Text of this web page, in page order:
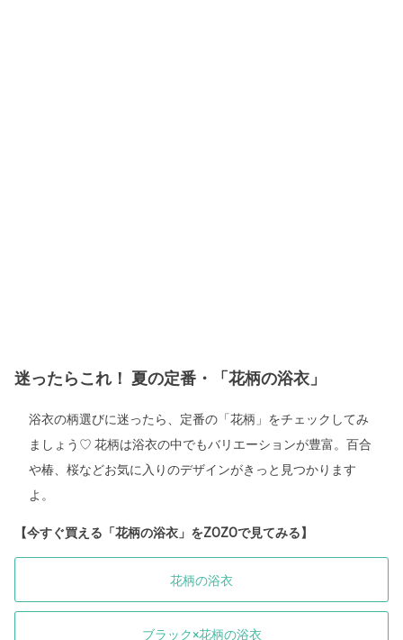
迷ったらこれ！ 夏の定番・「花柄の浴衣」
浴衣の柄選びに迷ったら、定番の「花柄」をチェックしてみ
ましょう♡ 花柄は浴衣の中でもバリエーションが豊富。百合
や椿、桜などお気に入りのデザインがきっと見つかります
よ。
【今すぐ買える「花柄の浴衣」をZOZOで見てみる】
花柄の浴衣
ブラック×花柄の浴衣